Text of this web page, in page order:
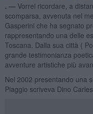
. — Vorrei ricordare, a
scomparsa, avvenuta nel
Gasperini che ha segnato
rappresentando una delle
Toscana. Dalla sua città (
grande testimonianza
avventure artistiche più
Nel 2002 presentando una
Piaggio scriveva Dino